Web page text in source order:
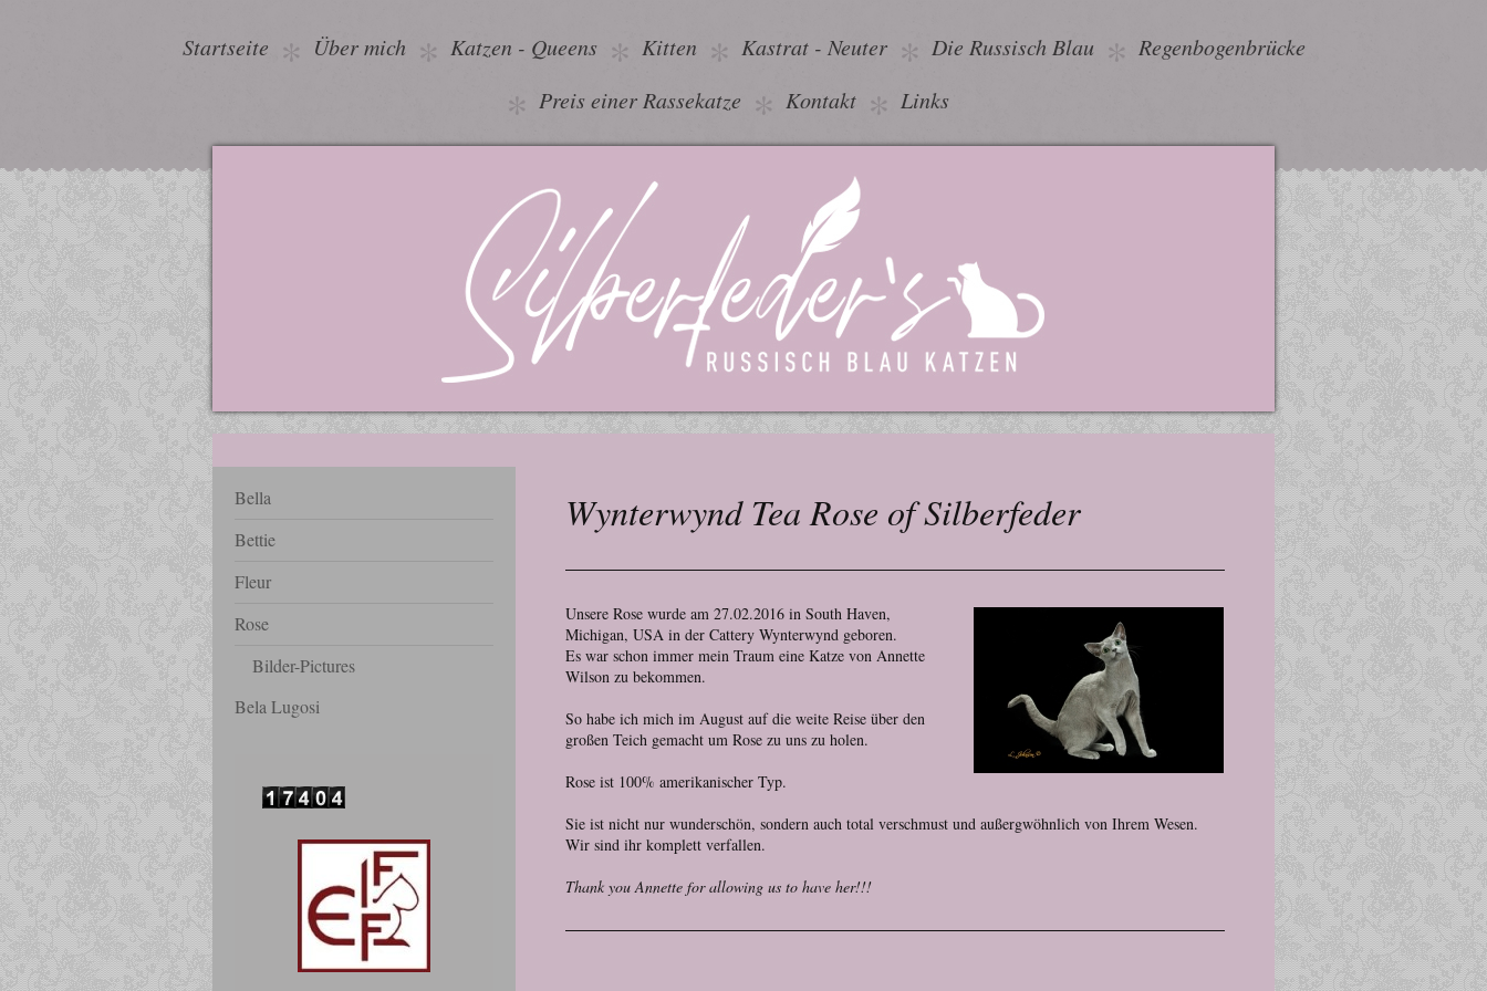
Startseite Über mich Katzen - Queens Kitten Kastrat - Neuter Die Russisch Blau
Regenbogenbrücke
Preis einer Rassekatze
Kontakt Links
Wynterwynd Tea Rose of Silberfeder
Unsere Rose wurde am 27.02.2016 in South Haven,
Michigan, USA in der Cattery Wynterwynd geboren.
Es war schon immer mein Traum eine Katze von Annette
Wilson zu bekommen.
So habe ich mich im August auf die weite Reise über den
großen Teich gemacht um Rose zu uns zu holen.
Rose ist 100% amerikanischer Typ.
Sie ist nicht nur wunderschön, sondern auch total verschmust und außergwöhnlich von Ihrem Wesen.
Wir sind ihr komplett verfallen.
Thank you Annette for allowing us to have her!!!
Bella
Bettie
Fleur
Rose
Bilder-Pictures
Bela Lugosi